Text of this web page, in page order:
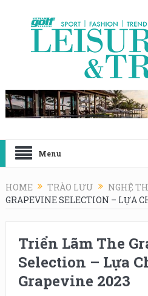
Menu
HOME TRÀO LƯU NGHỆ
GRAPEVINE SELECTION – LỰA
Triển Lãm The
Selection – Lựa
Grapevine 2023